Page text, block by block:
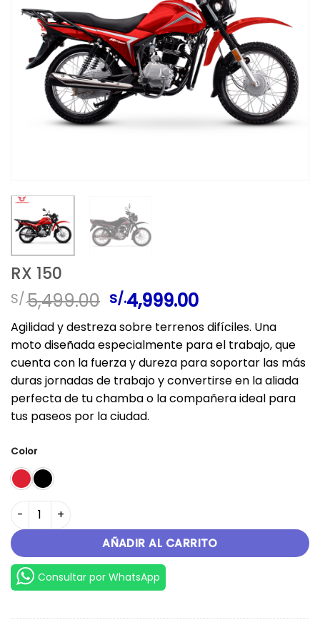
RX 150
S/.5,499.00 El
precio
original
era:
S/.5,499.00.
S/.4,999.00El
precio
actual
es:
S/.4,999.00.
Agilidad y destreza sobre terrenos difíciles. Una
moto diseñada especialmente para el trabajo, que
cuenta con la fuerza y dureza para soportar las más
duras jornadas de trabajo y convertirse en la aliada
perfecta de tu chamba o la compañera ideal para
tus paseos por la ciudad.
Color
RX 150 cantidad
AÑADIR AL CARRITO
Consultar por WhatsApp